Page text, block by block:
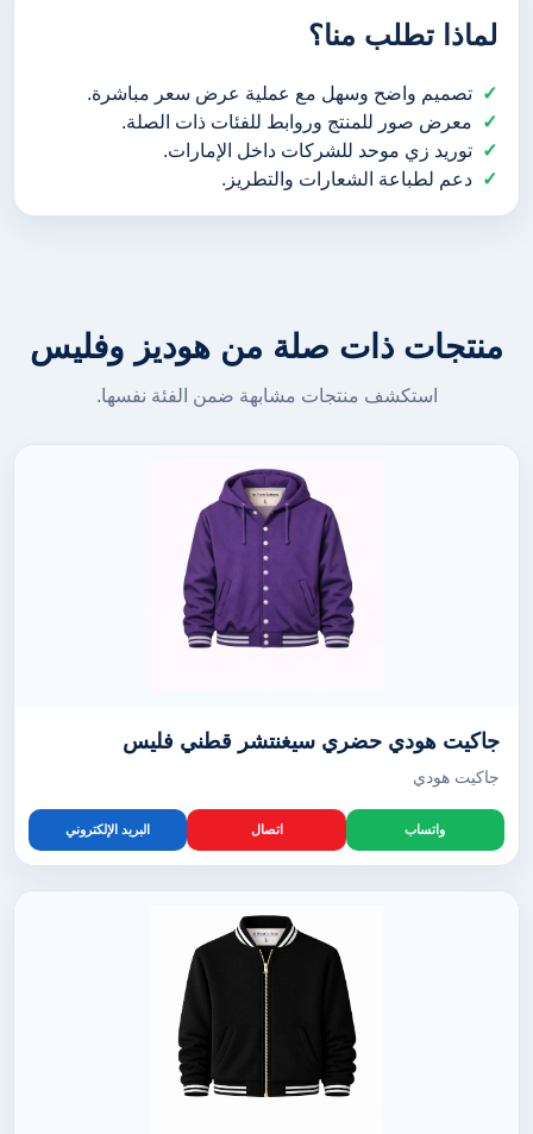
لماذا تطلب منا؟
تصميم واضح وسهل مع عملية عرض سعر مباشرة.
معرض صور للمنتج وروابط للفئات ذات الصلة.
توريد زي موحد للشركات داخل الإمارات.
دعم لطباعة الشعارات والتطريز.
منتجات ذات صلة من هوديز وفليس
استكشف منتجات مشابهة ضمن الفئة نفسها.
جاكيت هودي حضري سيغنتشر قطني فليس
جاكيت هودي
واتساب اتصال البريد الإلكتروني